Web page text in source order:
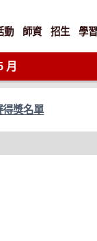
動 師資 招生 學習
月
得獎名單